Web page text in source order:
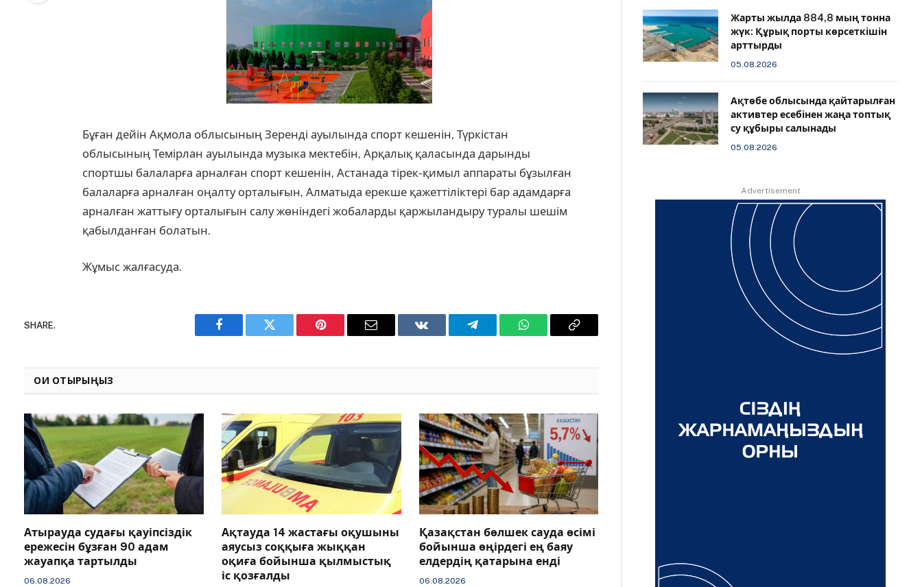
Бұған дейін Ақмола облысының Зеренді ауылында спорт кешенін, Түркістан
облысының Темірлан ауылында музыка мектебін, Арқалық қаласында дарынды
спортшы балаларға арналған спорт кешенін, Астанада тірек-қимыл аппараты бұзылған
балаларға арналған оңалту орталығын, Алматыда ерекше қажеттіліктері бар адамдарға
арналған жаттығу орталығын салу жөніндегі жобаларды қаржыландыру туралы шешім
қабылданған болатын.
Жұмыс жалғасуда.
SHARE.
Facebook Twitter Pinterest Email VKontakteTelegram WhatsAppCopy
ОҚИ ОТЫРЫҢЫЗ
Атырауда судағы қауіпсіздік
ережесін бұзған 90 адам
жауапқа тартылды
06.08.2026
Ақтауда 14 жастағы оқушыны
аяусыз соққыға жыққан
оқиға бойынша қылмыстық
іс қозғалды
Қазақстан бөлшек сауда өсімі
бойынша өңірдегі ең баяу
елдердің қатарына енді
06.08.2026
Жарты жылда 884,8 мың тонна
жүк: Құрық порты көрсеткішін
арттырды
05.08.2026
Ақтөбе облысында қайтарылған
активтер есебінен жаңа топтық
су құбыры салынады
05.08.2026
Advertisement